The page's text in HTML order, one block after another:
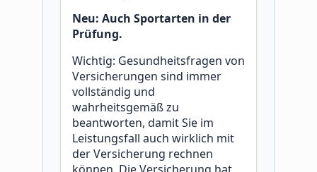
Neu: Auch Sportarten in der
Prüfung.
Wichtig: Gesundheitsfragen von
Versicherungen sind immer
vollständig und
wahrheitsgemäß zu
beantworten, damit Sie im
Leistungsfall auch wirklich mit
der Versicherung rechnen